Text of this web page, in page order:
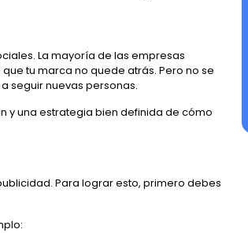
La mayoría de las empresas
tu marca no quede atrás. Pero no se
seguir nuevas personas.
y una estrategia bien definida de cómo
Para lograr esto, primero debes